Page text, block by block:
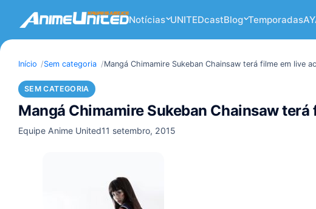
Notícias UNITEDcastBlog Temporadas
Início Sem categoria Mangá Chimamire Sukeban Chainsaw terá filme em live
SEM CATEGORIA
Mangá Chimamire Sukeban Chainsaw
Equipe Anime United11 setembro, 2015